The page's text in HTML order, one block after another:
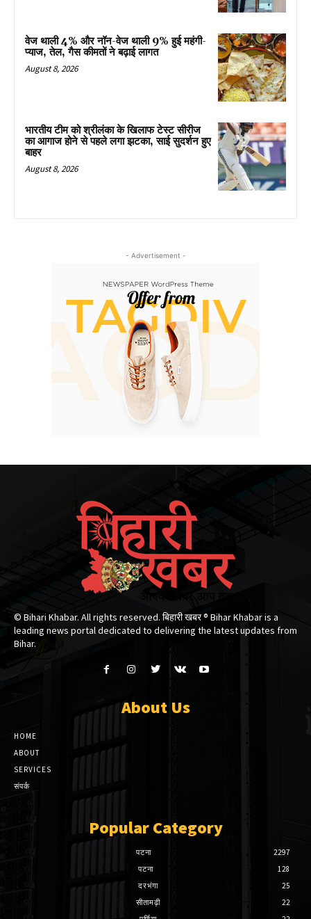
वेज थाली 4% और नॉन-वेज थाली 9% हुई महंगी-
प्याज, तेल, गैस कीमतों ने बढ़ाई लागत
August 8, 2026
भारतीय टीम को श्रीलंका के खिलाफ टेस्ट सीरीज
का आगाज होने से पहले लगा झटका, साई सुदर्शन हुए
बाहर
August 8, 2026
- Advertisement -
© Bihari Khabar. All rights reserved. बिहारी खबर ®​ Bihar Khabar is a
leading news portal dedicated to delivering the latest updates from
Bihar.
About Us
HOME
ABOUT
SERVICES
संपर्क
Popular Category
पटना
2297
पटना
128
दरभंगा
25
सीतामढ़ी
22